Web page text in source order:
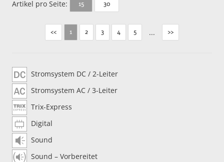
Artikel pro Seite: 15 30
<< 1 2 3 4 5 ... >>
Stromsystem DC / 2-Leiter
Stromsystem AC / 3-Leiter
Trix-Express
Digital
Sound
Sound – Vorbereitet